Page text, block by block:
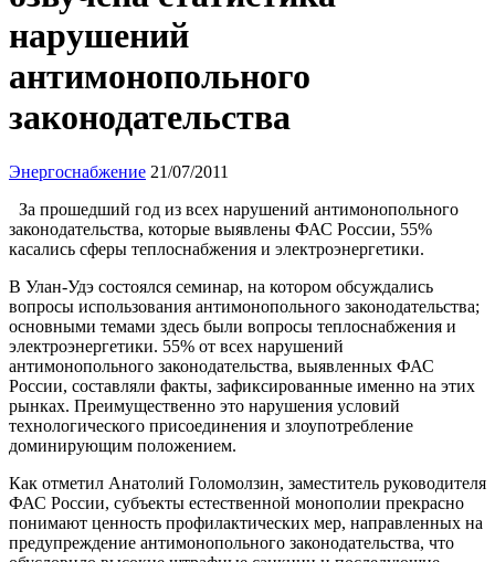
нарушений
антимонопольного
законодательства
Энергоснабжение 21/07/2011
За прошедший год из всех нарушений антимонопольного
законодательства, которые выявлены ФАС России, 55%
касались сферы теплоснабжения и электроэнергетики.
В Улан-Удэ состоялся семинар, на котором обсуждались
вопросы использования антимонопольного законодательства;
основными темами здесь были вопросы теплоснабжения и
электроэнергетики. 55% от всех нарушений
антимонопольного законодательства, выявленных ФАС
России, составляли факты, зафиксированные именно на этих
рынках. Преимущественно это нарушения условий
технологического присоединения и злоупотребление
доминирующим положением.
Как отметил Анатолий Голомолзин, заместитель руководителя
ФАС России, субъекты естественной монополии прекрасно
понимают ценность профилактических мер, направленных на
предупреждение антимонопольного законодательства, что